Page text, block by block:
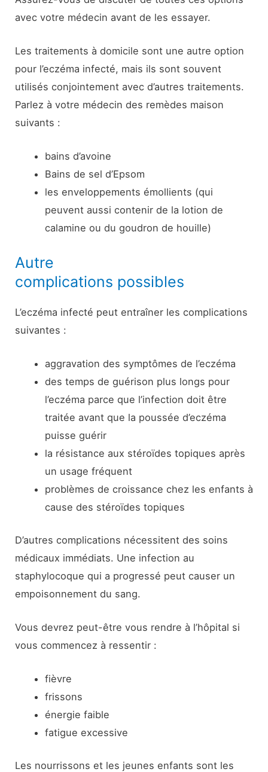
avec votre médecin avant de les essayer.
Les traitements à domicile sont une autre option
pour l’eczéma infecté, mais ils sont souvent
utilisés conjointement avec d’autres traitements.
Parlez à votre médecin des remèdes maison
suivants :
bains d’avoine
Bains de sel d’Epsom
les enveloppements émollients (qui
peuvent aussi contenir de la lotion de
calamine ou du goudron de houille)
Autre
complications possibles
L’eczéma infecté peut entraîner les complications
suivantes :
aggravation des symptômes de l’eczéma
des temps de guérison plus longs pour
l’eczéma parce que l’infection doit être
traitée avant que la poussée d’eczéma
puisse guérir
la résistance aux stéroïdes topiques après
un usage fréquent
problèmes de croissance chez les enfants à
cause des stéroïdes topiques
D’autres complications nécessitent des soins
médicaux immédiats. Une infection au
staphylocoque qui a progressé peut causer un
empoisonnement du sang.
Vous devrez peut-être vous rendre à l’hôpital si
vous commencez à ressentir :
fièvre
frissons
énergie faible
fatigue excessive
Les nourrissons et les jeunes enfants sont les